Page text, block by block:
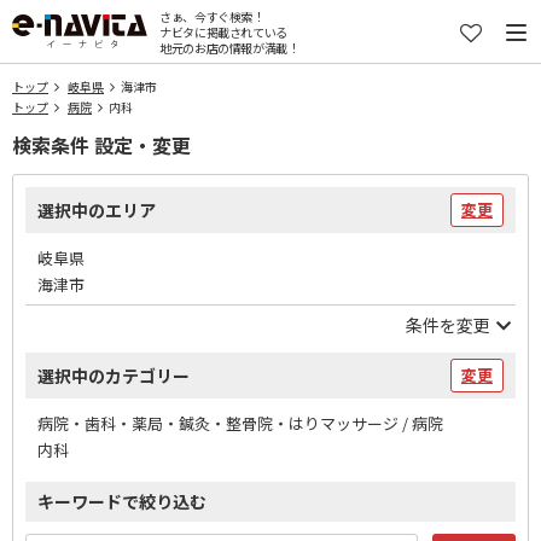
さぁ、今すぐ検索！
ナビタに掲載されている
地元のお店の情報が満載！
トップ 岐阜県
海津市
トップ
病院 内科
検索条件 設定・変更
選択中のエリア 変更
岐阜県
海津市
条件を変更
選択中のカテゴリー 変更
病院・歯科・薬局・鍼灸・整骨院・はりマッサージ / 病院
内科
キーワードで絞り込む